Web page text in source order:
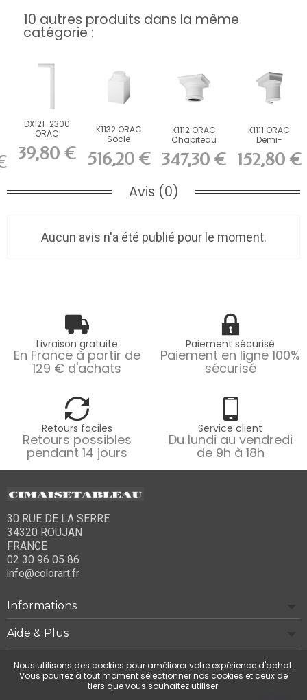
10 autres produits dans la même
catégorie :
DX121-2300
ORAC
Cimaise
Durofoam
L230 x...
39,80 €
K1132 ORAC
Socle
Durofoam L35
x H57,5 x...
516,20 €
K1112 ORAC
Chapiteau
Durofoam
L36,5 x H30...
347,30 €
K1111 ORAC
Demi-
chapiteau
Durofoam
L36,5 x...
152,80 €
Avis (0)
Aucun avis n'a été publié pour le moment.
Livraison gratuite
En France à partir de
129 € d'achats
Paiement sécurisé
Paiement en ligne 100%
sécurisé
Retours faciles
Retours possibles
pendant 14 jours
Service client
Du lundi au vendredi
de 9h à 18h
30 RUE DE LA SERRE
34320 ROUJAN
FRANCE
02 30 96 05 86
info@colorart.fr
Informations
Aide & Plus
Notre société
Contactez-nous
Nous utilisons des cookies pour améliorer votre expérience d'achat.
Vous pourrez à tout moment sélectionner nos cookies et ceux de
tiers que vous souhaitez utiliser.